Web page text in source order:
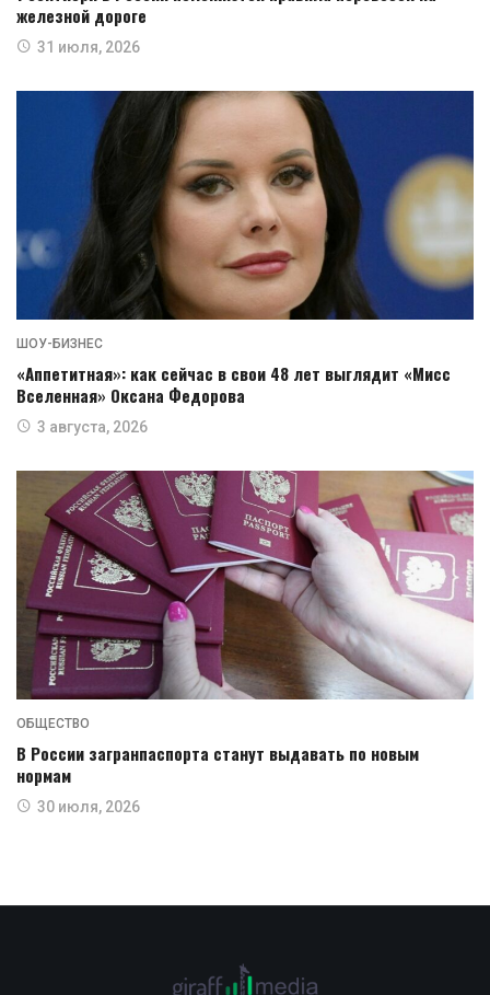
железной дороге
31 июля, 2026
ШОУ-БИЗНЕС
«Аппетитная»: как сейчас в свои 48 лет выглядит «Мисс
Вселенная» Оксана Федорова
3 августа, 2026
ОБЩЕСТВО
В России загранпаспорта станут выдавать по новым
нормам
30 июля, 2026